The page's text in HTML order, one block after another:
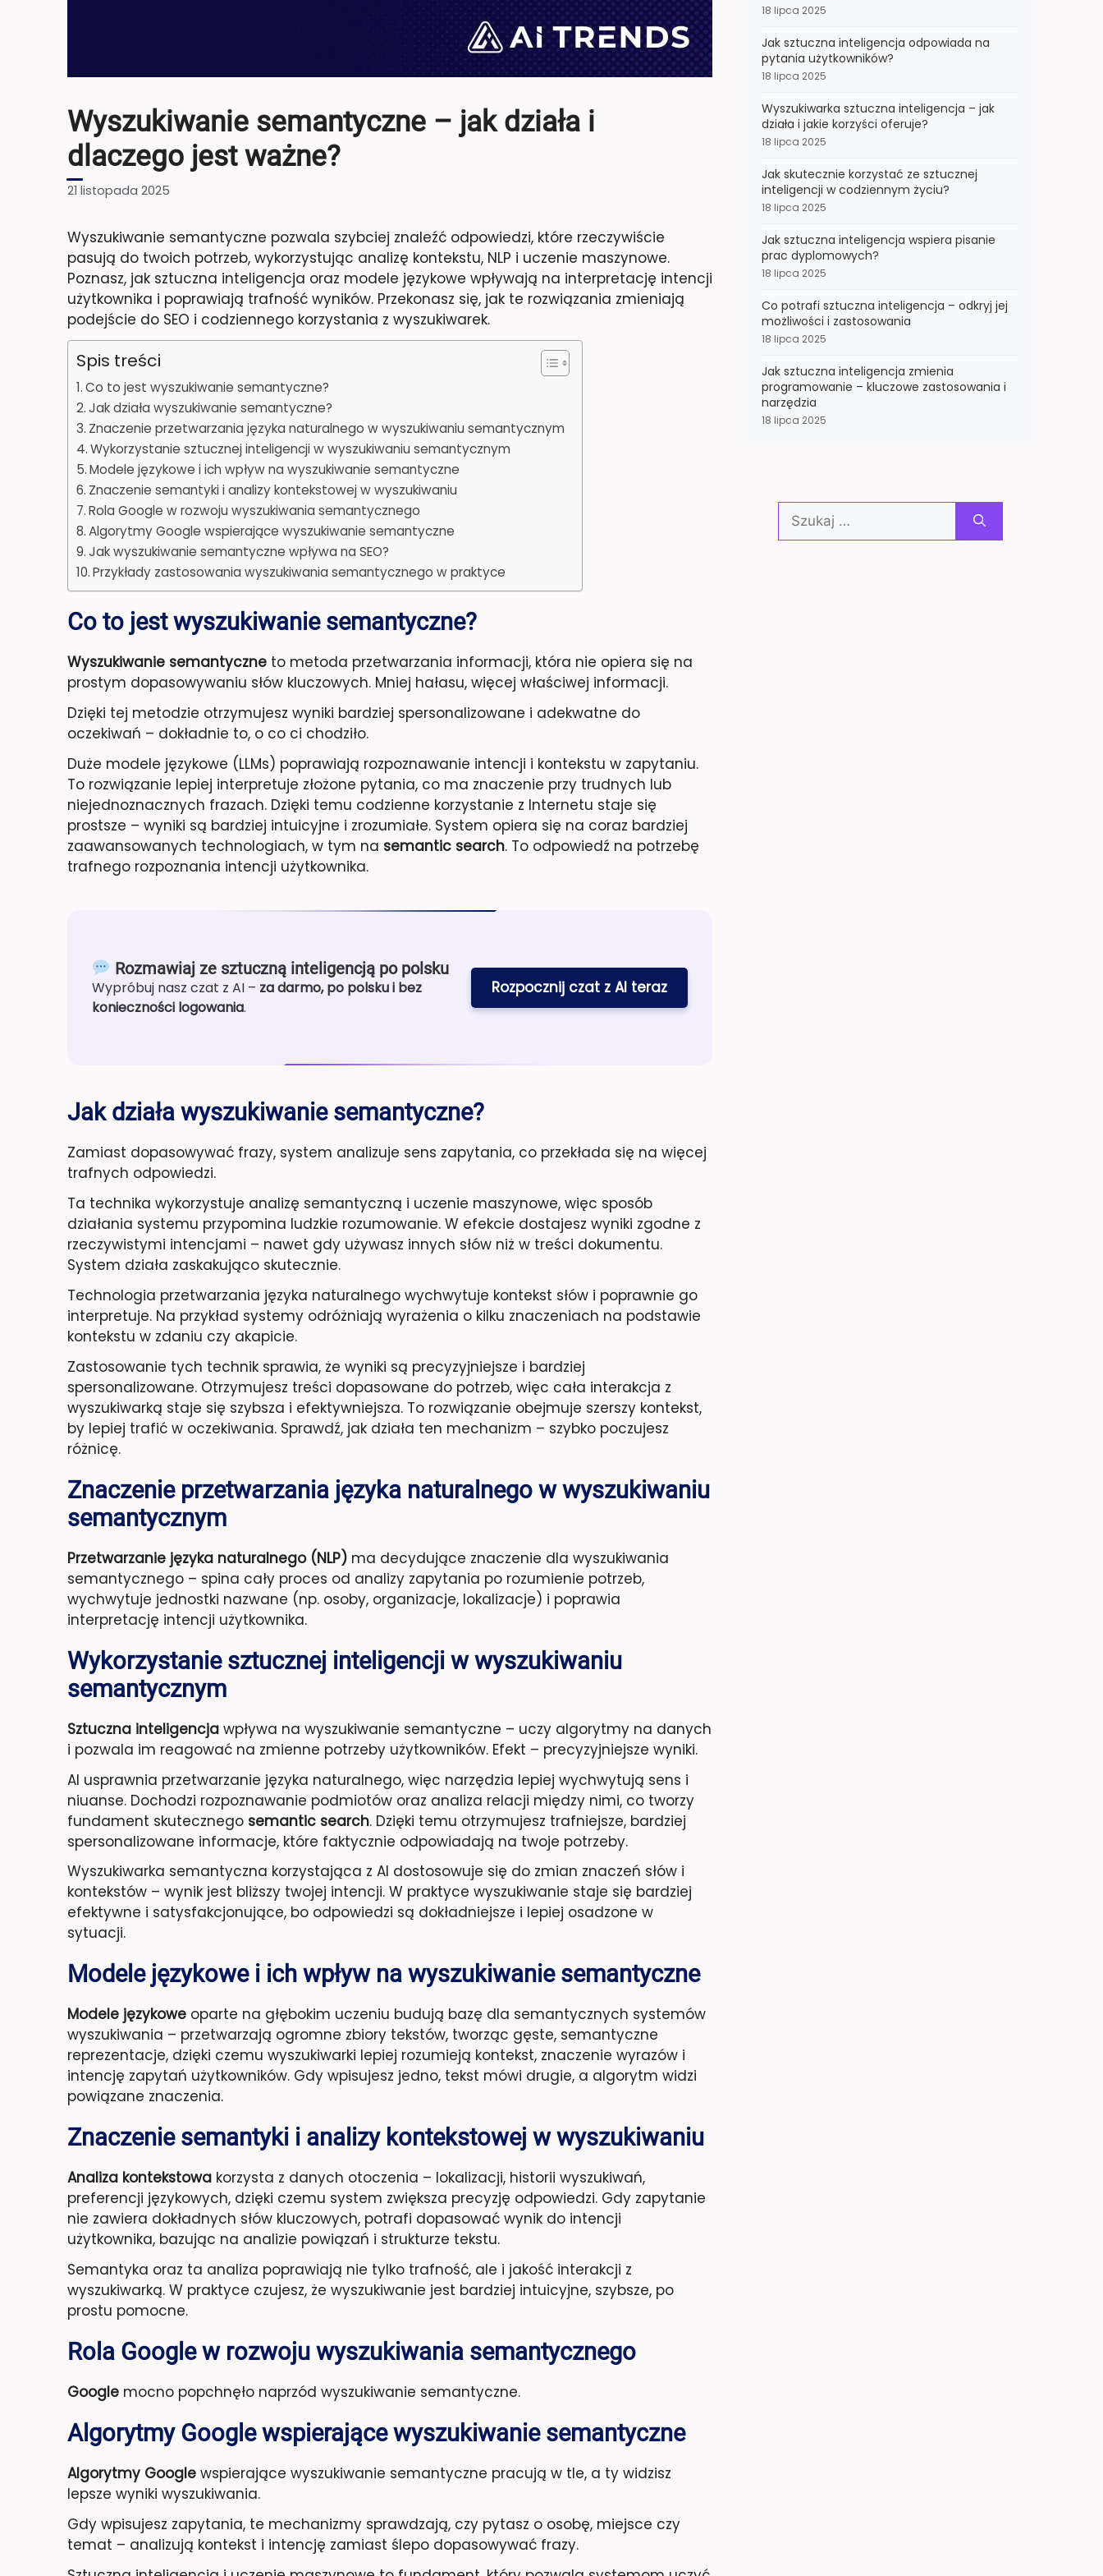
Wyszukiwanie semantyczne – jak działa i
dlaczego jest ważne?
21 listopada 2025
Wyszukiwanie semantyczne pozwala szybciej znaleźć odpowiedzi, które rzeczywiście
pasują do twoich potrzeb, wykorzystując analizę kontekstu, NLP i uczenie maszynowe.
Poznasz, jak sztuczna inteligencja oraz modele językowe wpływają na interpretację intencji
użytkownika i poprawiają trafność wyników. Przekonasz się, jak te rozwiązania zmieniają
podejście do SEO i codziennego korzystania z wyszukiwarek.
Spis treści
Co to jest wyszukiwanie semantyczne?
Jak działa wyszukiwanie semantyczne?
Znaczenie przetwarzania języka naturalnego w wyszukiwaniu semantycznym
Wykorzystanie sztucznej inteligencji w wyszukiwaniu semantycznym
Modele językowe i ich wpływ na wyszukiwanie semantyczne
Znaczenie semantyki i analizy kontekstowej w wyszukiwaniu
Rola Google w rozwoju wyszukiwania semantycznego
Algorytmy Google wspierające wyszukiwanie semantyczne
Jak wyszukiwanie semantyczne wpływa na SEO?
Przykłady zastosowania wyszukiwania semantycznego w praktyce
Co to jest wyszukiwanie semantyczne?
Wyszukiwanie semantyczne to metoda przetwarzania informacji, która nie opiera się na
prostym dopasowywaniu słów kluczowych. Mniej hałasu, więcej właściwej informacji.
Dzięki tej metodzie otrzymujesz wyniki bardziej spersonalizowane i adekwatne do
oczekiwań – dokładnie to, o co ci chodziło.
Duże modele językowe (LLMs) poprawiają rozpoznawanie intencji i kontekstu w zapytaniu.
To rozwiązanie lepiej interpretuje złożone pytania, co ma znaczenie przy trudnych lub
niejednoznacznych frazach. Dzięki temu codzienne korzystanie z Internetu staje się
prostsze – wyniki są bardziej intuicyjne i zrozumiałe. System opiera się na coraz bardziej
zaawansowanych technologiach, w tym na semantic search. To odpowiedź na potrzebę
trafnego rozpoznania intencji użytkownika.
Rozmawiaj ze sztuczną inteligencją po polsku
Wypróbuj nasz czat z AI – za darmo, po polsku i bez
konieczności logowania.
Rozpocznij czat z AI teraz
Jak działa wyszukiwanie semantyczne?
Zamiast dopasowywać frazy, system analizuje sens zapytania, co przekłada się na więcej
trafnych odpowiedzi.
Ta technika wykorzystuje analizę semantyczną i uczenie maszynowe, więc sposób
działania systemu przypomina ludzkie rozumowanie. W efekcie dostajesz wyniki zgodne z
rzeczywistymi intencjami – nawet gdy używasz innych słów niż w treści dokumentu.
System działa zaskakująco skutecznie.
Technologia przetwarzania języka naturalnego wychwytuje kontekst słów i poprawnie go
interpretuje. Na przykład systemy odróżniają wyrażenia o kilku znaczeniach na podstawie
kontekstu w zdaniu czy akapicie.
Zastosowanie tych technik sprawia, że wyniki są precyzyjniejsze i bardziej
spersonalizowane. Otrzymujesz treści dopasowane do potrzeb, więc cała interakcja z
wyszukiwarką staje się szybsza i efektywniejsza. To rozwiązanie obejmuje szerszy kontekst,
by lepiej trafić w oczekiwania. Sprawdź, jak działa ten mechanizm – szybko poczujesz
różnicę.
Znaczenie przetwarzania języka naturalnego w wyszukiwaniu
semantycznym
Przetwarzanie języka naturalnego (NLP) ma decydujące znaczenie dla wyszukiwania
semantycznego – spina cały proces od analizy zapytania po rozumienie potrzeb,
wychwytuje jednostki nazwane (np. osoby, organizacje, lokalizacje) i poprawia
interpretację intencji użytkownika.
Wykorzystanie sztucznej inteligencji w wyszukiwaniu
semantycznym
Sztuczna inteligencja wpływa na wyszukiwanie semantyczne – uczy algorytmy na danych
i pozwala im reagować na zmienne potrzeby użytkowników. Efekt – precyzyjniejsze wyniki.
AI usprawnia przetwarzanie języka naturalnego, więc narzędzia lepiej wychwytują sens i
niuanse. Dochodzi rozpoznawanie podmiotów oraz analiza relacji między nimi, co tworzy
fundament skutecznego semantic search. Dzięki temu otrzymujesz trafniejsze, bardziej
spersonalizowane informacje, które faktycznie odpowiadają na twoje potrzeby.
Wyszukiwarka semantyczna korzystająca z AI dostosowuje się do zmian znaczeń słów i
kontekstów – wynik jest bliższy twojej intencji. W praktyce wyszukiwanie staje się bardziej
efektywne i satysfakcjonujące, bo odpowiedzi są dokładniejsze i lepiej osadzone w
sytuacji.
Modele językowe i ich wpływ na wyszukiwanie semantyczne
Modele językowe oparte na głębokim uczeniu budują bazę dla semantycznych systemów
wyszukiwania – przetwarzają ogromne zbiory tekstów, tworząc gęste, semantyczne
reprezentacje, dzięki czemu wyszukiwarki lepiej rozumieją kontekst, znaczenie wyrazów i
intencję zapytań użytkowników. Gdy wpisujesz jedno, tekst mówi drugie, a algorytm widzi
powiązane znaczenia.
Znaczenie semantyki i analizy kontekstowej w wyszukiwaniu
Analiza kontekstowa korzysta z danych otoczenia – lokalizacji, historii wyszukiwań,
preferencji językowych, dzięki czemu system zwiększa precyzję odpowiedzi. Gdy zapytanie
nie zawiera dokładnych słów kluczowych, potrafi dopasować wynik do intencji
użytkownika, bazując na analizie powiązań i strukturze tekstu.
Semantyka oraz ta analiza poprawiają nie tylko trafność, ale i jakość interakcji z
wyszukiwarką. W praktyce czujesz, że wyszukiwanie jest bardziej intuicyjne, szybsze, po
prostu pomocne.
Rola Google w rozwoju wyszukiwania semantycznego
Google mocno popchnęło naprzód wyszukiwanie semantyczne.
Algorytmy Google wspierające wyszukiwanie semantyczne
Algorytmy Google wspierające wyszukiwanie semantyczne pracują w tle, a ty widzisz
lepsze wyniki wyszukiwania.
Gdy wpisujesz zapytania, te mechanizmy sprawdzają, czy pytasz o osobę, miejsce czy
temat – analizują kontekst i intencję zamiast ślepo dopasowywać frazy.
18 lipca 2025
Jak sztuczna inteligencja odpowiada na
pytania użytkowników?
18 lipca 2025
Wyszukiwarka sztuczna inteligencja – jak
działa i jakie korzyści oferuje?
18 lipca 2025
Jak skutecznie korzystać ze sztucznej
inteligencji w codziennym życiu?
18 lipca 2025
Jak sztuczna inteligencja wspiera pisanie
prac dyplomowych?
18 lipca 2025
Co potrafi sztuczna inteligencja – odkryj jej
możliwości i zastosowania
18 lipca 2025
Jak sztuczna inteligencja zmienia
programowanie – kluczowe zastosowania i
narzędzia
18 lipca 2025
Szukaj: